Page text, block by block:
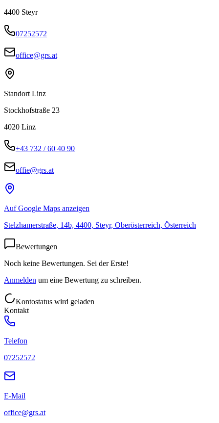
4400 Steyr
07252572
office@grs.at
Standort Linz
Stockhofstraße 23
4020 Linz
+43 732 / 60 40 90
offie@grs.at
Auf Google Maps anzeigen
Stelzhamerstraße, 14b, 4400, Steyr, Oberösterreich, Österreich
Bewertungen
Noch keine Bewertungen. Sei der Erste!
Anmelden um eine Bewertung zu schreiben.
Kontostatus wird geladen
Kontakt
Telefon
07252572
E-Mail
office@grs.at